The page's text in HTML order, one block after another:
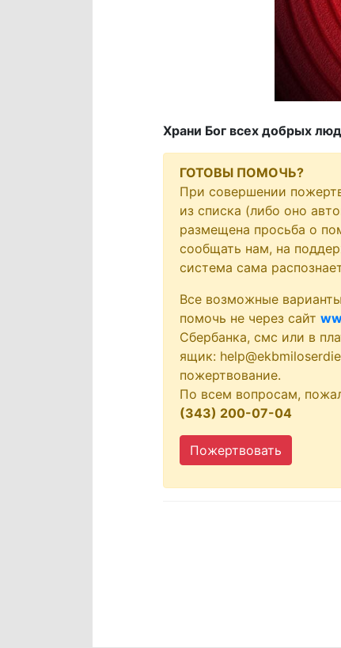
Храни Бог всех добрых
ГОТОВЫ ПОМОЧЬ?
При совершении
из списка (либо оно
размещена просьба о
сообщать нам, на
система сама
Все возможные
помочь не через сайт
Сбербанка, смс или в
ящик:
пожертвование.
По всем вопросам,
(343) 200-07-04
Пожертвовать